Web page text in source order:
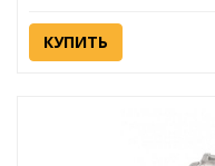
КУПИТЬ